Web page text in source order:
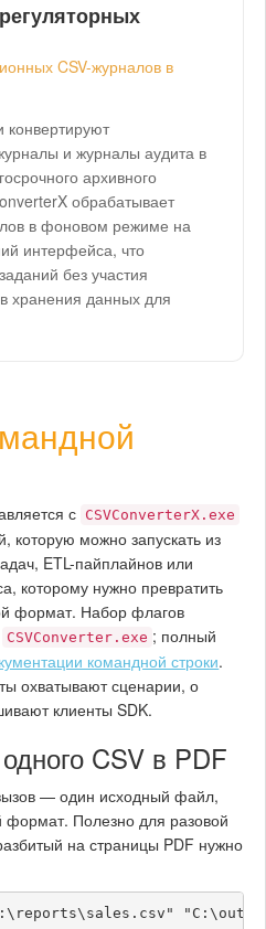
CSV-журналов в
конвертируют
и журналы аудита в
архивного
обрабатывает
в фоновом режиме на
интерфейса, что
без участия
хранения данных для
с CSVConverterX.exe
которую можно запускать из
ETL-пайплайнов или
которому нужно превратить
формат. Набор флагов
CSVConverter.exe ; полный
командной строки.
охватывают сценарии, о
клиенты SDK.
CSV в PDF
— один исходный файл,
Полезно для разовой
на страницы PDF нужно